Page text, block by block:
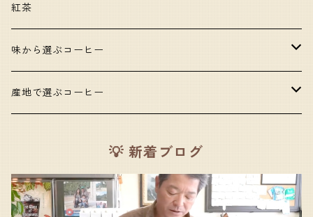
紅茶
味から選ぶコーヒー
甘いコーヒー
酸味のあるコーヒー
産地で選ぶコーヒー
東南アジア
💡 新着ブログ